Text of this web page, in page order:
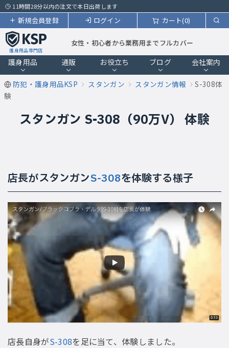
11時間28分以内の注文で本日出荷します
カート(0)
ログイン
新規会員登録
護身用品専門店
女性・初心者から業務用までフルカバー
護身用品 通販 お役立ち ブログ 会社案内
防犯・護身用品KSP スタンガン スタンガン情報
S-308体
験
スタンガン S-308（90万V） 体験
店長がスタンガンS-308を体験する様子
店長自身がS-308を足に当て、体験しました。